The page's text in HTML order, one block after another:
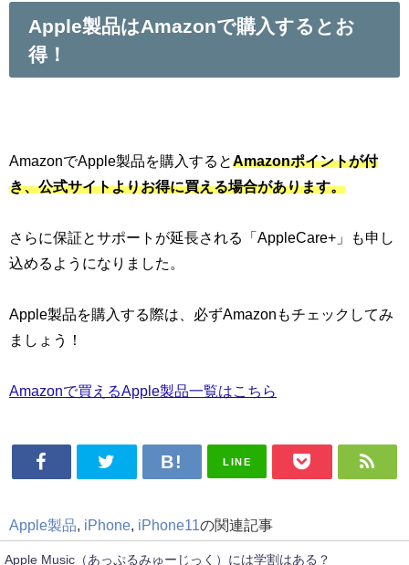
Apple製品はAmazonで購入するとお
得！
AmazonでApple製品を購入するとAmazonポイントが付
き、公式サイトよりお得に買える場合があります。
さらに保証とサポートが延長される「AppleCare+」も申し
込めるようになりました。
Apple製品を購入する際は、必ずAmazonもチェックしてみ
ましょう！
Amazonで買えるApple製品一覧はこちら
LINE
Apple製品, iPhone, iPhone11の関連記事
Apple Music（あっぷるみゅーじっく）には学割はある？